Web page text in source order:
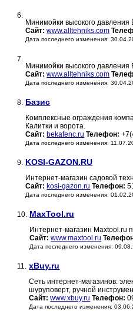
6.
Минимойки высокого давления
Сайт: www.alltehniks.com
Дата последнего изменения:
7.
Минимойки высокого давления
Сайт: www.alltehniks.com
Дата последнего изменения:
8. Базис
Комплексные ограждения
Калитки и ворота.
Сайт: bekafenc.ru Телефон:
Дата последнего изменения:
9. KOSI-GAZON.RU
Интернет-магазин садовой
Сайт: kosi-gazon.ru Телефон:
Дата последнего изменения:
10. MaxTool.ru
Интернет-магазин Maxtool.ru
Сайт: www.maxtool.ru
Дата последнего изменения:
11. xBuy.ru
Cеть интернет-магазинов:
шуруповерт, ручной
Сайт: www.xbuy.ru Телефон:
Дата последнего изменения: